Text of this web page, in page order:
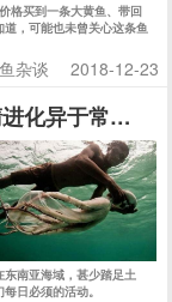
格买到一条大黄鱼、带回
，可能也未曾关心这条鱼
杂谈 2018-12-23
化异于常人,
南亚海域，甚少踏足土
日必须的活动。